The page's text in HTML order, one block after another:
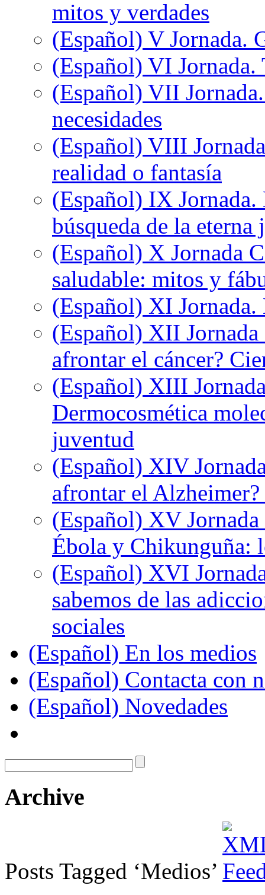
mitos y verdades
(Español) V Jornada.
(Español) VI Jornada.
(Español) VII
necesidades
(Español) VIII
realidad o fantasía
(Español) IX
búsqueda de la eterna
(Español) X Jornada
saludable: mitos y
(Español) XI Jornada.
(Español) XII Jornada
afrontar el cáncer?
(Español) XIII
Dermocosmética
juventud
(Español) XIV
afrontar el
(Español) XV
Ébola y Chikunguña:
(Español) XVI
sabemos de las
sociales
(Español) En los medios
(Español) Contacta con
(Español) Novedades
Archive
Posts Tagged ‘Medios’